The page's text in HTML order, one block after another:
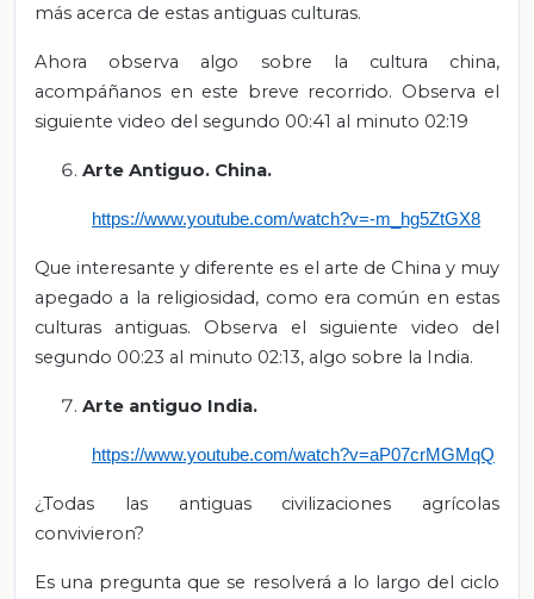
más acerca de estas antiguas culturas.
Ahora observa algo sobre la cultura china,
acompáñanos en este breve recorrido. Observa el
siguiente video del segundo 00:41 al minuto 02:19
Arte Antiguo. China.
https://www.youtube.com/watch?v=-m_hg5ZtGX8
Que interesante y diferente es el arte de China y muy
apegado a la religiosidad, como era común en estas
culturas antiguas. Observa el siguiente video del
segundo 00:23 al minuto 02:13, algo sobre la India.
Arte antiguo India.
https://www.youtube.com/watch?v=aP07crMGMqQ
¿Todas las antiguas civilizaciones agrícolas
convivieron?
Es una pregunta que se resolverá a lo largo del ciclo